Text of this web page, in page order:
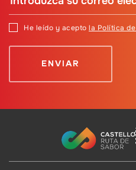
He leído y acepto la Política